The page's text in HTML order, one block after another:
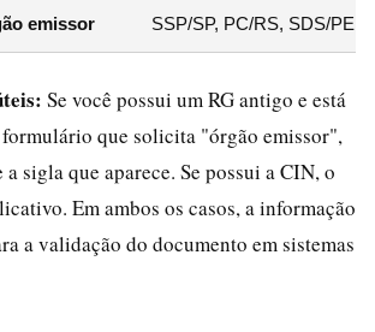
emissor SSP/SP, PC/RS, SDS/PE
Se você possui um RG antigo e está
que solicita "órgão emissor",
sigla que aparece. Se possui a CIN, o
Em ambos os casos, a informação
a validação do documento em sistemas